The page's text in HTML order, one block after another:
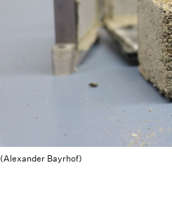
(Alexander Bayrhof)